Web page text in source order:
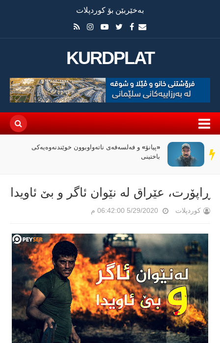
بەخێربێن بۆ کوردپلات
KURDPLAT
سەر
دێڕ
«پیانۆ» و فەلسەفەی ناتەواوبوون خوێندنەوەیەکی
باختینی
ڕاپۆرت، عێراق لە نێوان ئاگر و بێ ئاویدا
کوردپلات 5/29/2020 06:42:00 م